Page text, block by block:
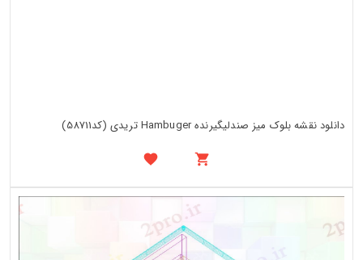
دانلود نقشه بلوک میز صندلیگیرنده Hambuger تریدی (کد58711)